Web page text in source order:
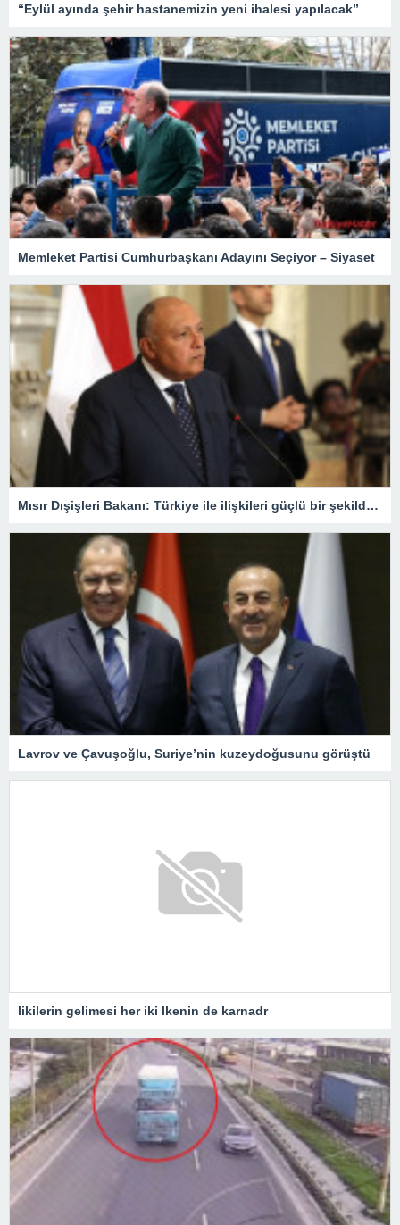
“Eylül ayında şehir hastanemizin yeni ihalesi yapılacak”
Memleket Partisi Cumhurbaşkanı Adayını Seçiyor – Siyaset
Mısır Dışişleri Bakanı: Türkiye ile ilişkileri güçlü bir şekilde yeniden kuracağımızdan eminiz
Lavrov ve Çavuşoğlu, Suriye’nin kuzeydoğusunu görüştü
likilerin gelimesi her iki lkenin de karnadr